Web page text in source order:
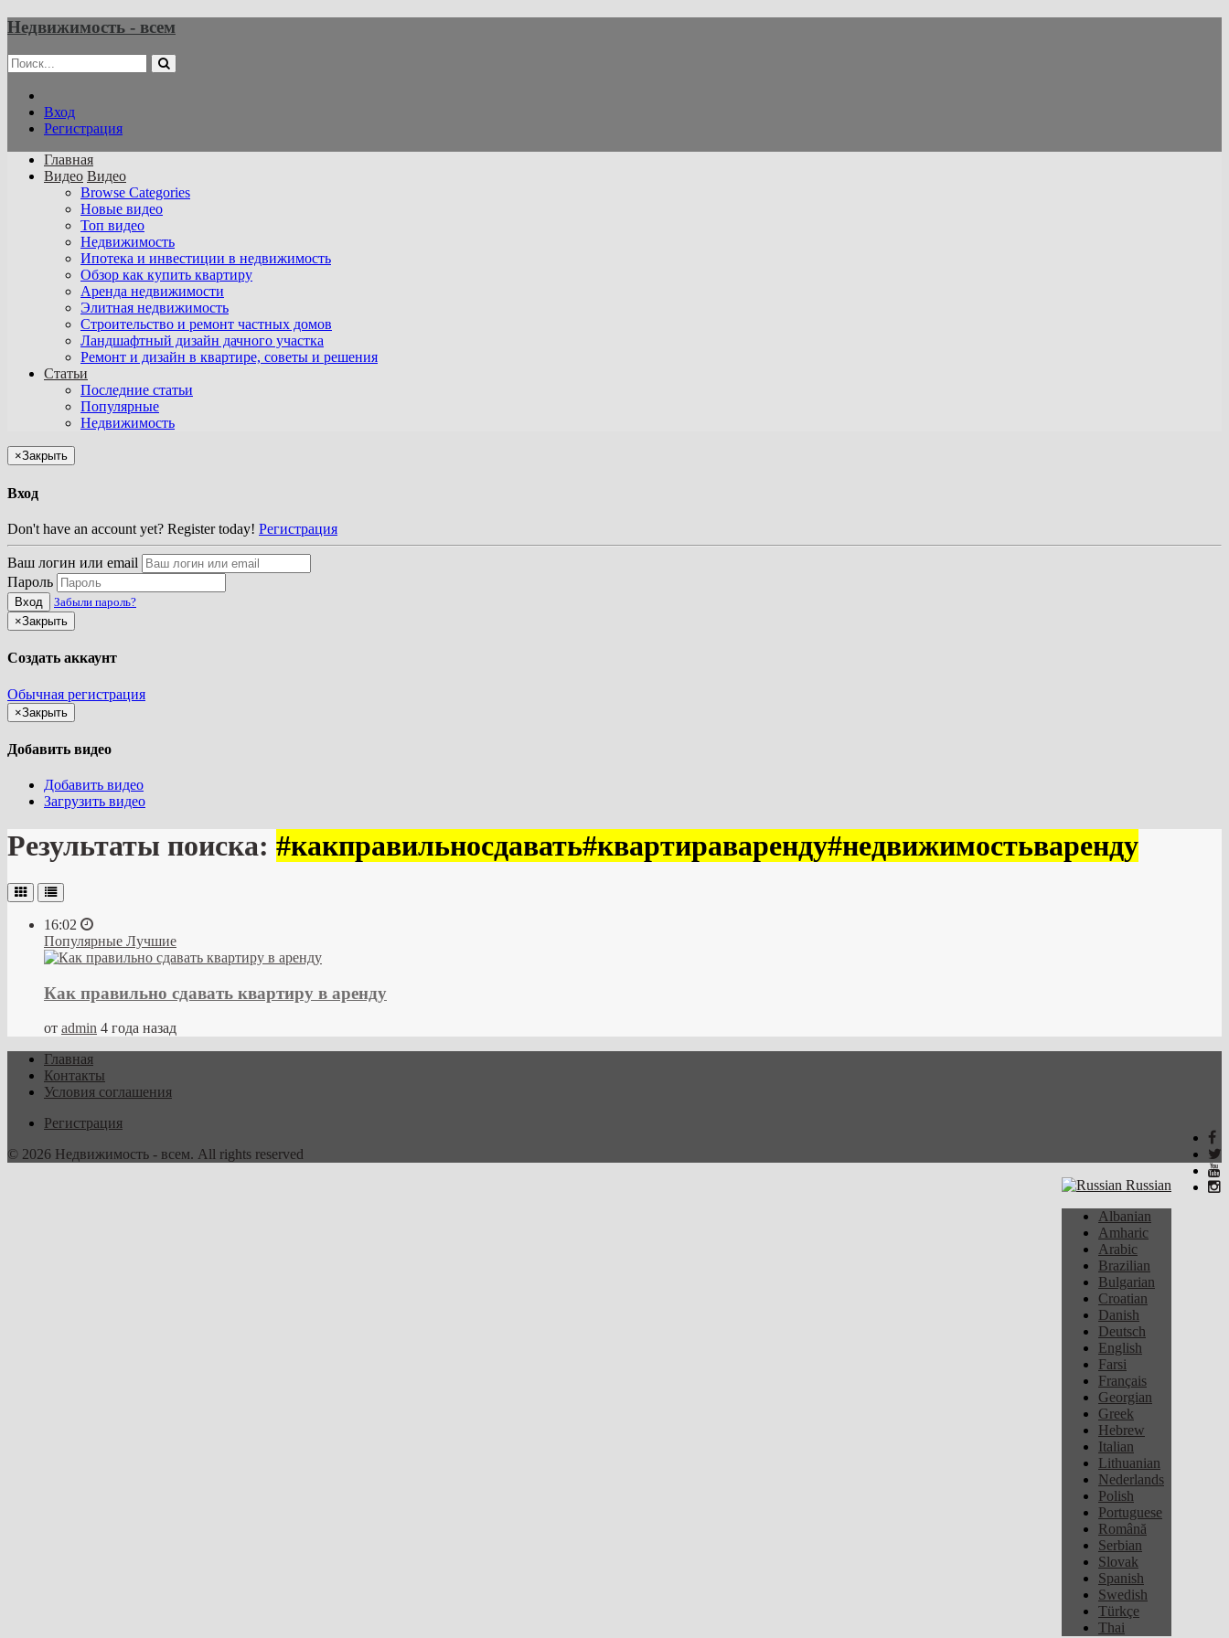
Недвижимость - всем
Вход
Регистрация
Главная
Видео Видео
Browse Categories
Новые видео
Топ видео
Недвижимость
Ипотека и инвестиции в недвижимость
Обзор как купить квартиру
Аренда недвижимости
Элитная недвижимость
Строительство и ремонт частных домов
Ландшафтный дизайн дачного участка
Ремонт и дизайн в квартире, советы и решения
Статьи
Последние статьи
Популярные
Недвижимость
×Закрыть
Вход
Don't have an account yet? Register today! Регистрация
Ваш логин или email
Пароль
Вход
Забыли пароль?
×Закрыть
Создать аккаунт
Обычная регистрация
×Закрыть
Добавить видео
Добавить видео
Загрузить видео
Результаты поиска: #какправильносдавать#квартираваренду#недвижимостьваренду
16:02
Популярные Лучшие
Как правильно сдавать квартиру в аренду
от admin 4 года назад
Главная
Контакты
Условия соглашения
Регистрация
© 2026 Недвижимость - всем. All rights reserved
Russian
Albanian
Amharic
Arabic
Brazilian
Bulgarian
Croatian
Danish
Deutsch
English
Farsi
Français
Georgian
Greek
Hebrew
Italian
Lithuanian
Nederlands
Polish
Portuguese
Română
Serbian
Slovak
Spanish
Swedish
Türkçe
Thai